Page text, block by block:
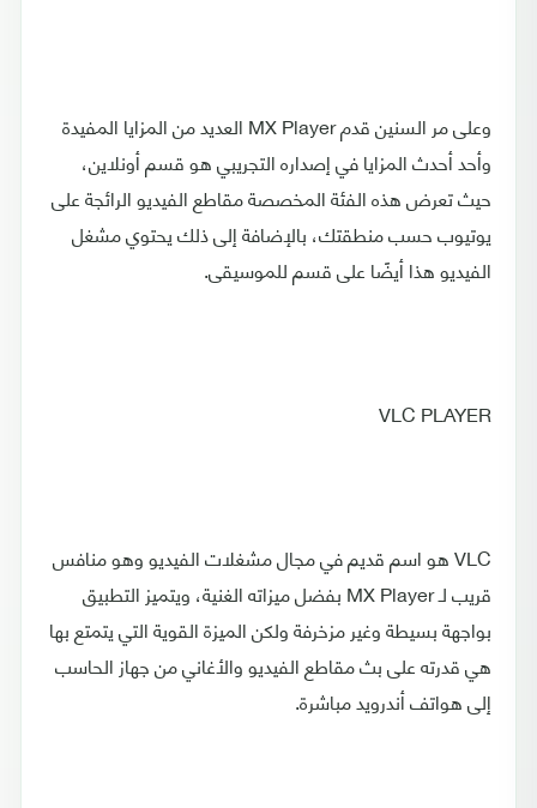
وعلى مر السنين قدم MX Player العديد من المزايا المفيدة
وأحد أحدث المزايا في إصداره التجريبي هو قسم أونلاين،
حيث تعرض هذه الفئة المخصصة مقاطع الفيديو الرائجة على
يوتيوب حسب منطقتك، بالإضافة إلى ذلك يحتوي مشغل
الفيديو هذا أيضًا على قسم للموسيقى.
VLC PLAYER
VLC هو اسم قديم في مجال مشغلات الفيديو وهو منافس
قريب لـ MX Player بفضل ميزاته الغنية، ويتميز التطبيق
بواجهة بسيطة وغير مزخرفة ولكن الميزة القوية التي يتمتع بها
هي قدرته على بث مقاطع الفيديو والأغاني من جهاز الحاسب
إلى هواتف أندرويد مباشرة.